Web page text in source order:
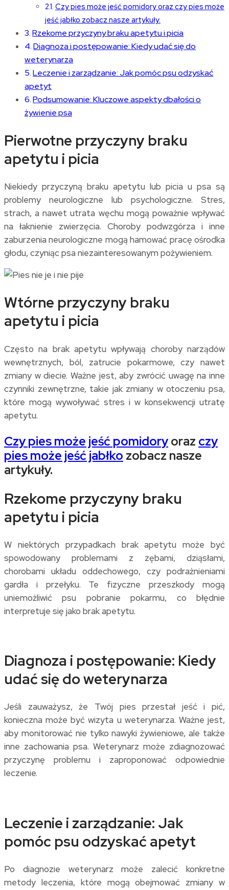
Czy pies może jeść pomidory oraz czy pies może
jeść jabłko zobacz nasze artykuły.
Rzekome przyczyny braku apetytu i picia
Diagnoza i postępowanie: Kiedy udać się do
weterynarza
Leczenie i zarządzanie: Jak pomóc psu odzyskać
apetyt
Podsumowanie: Kluczowe aspekty dbałości o
żywienie psa
Pierwotne przyczyny braku
apetytu i picia
Niekiedy przyczyną braku apetytu lub picia u psa są
problemy neurologiczne lub psychologiczne. Stres,
strach, a nawet utrata węchu mogą poważnie wpływać
na łaknienie zwierzęcia. Choroby podwzgórza i inne
zaburzenia neurologiczne mogą hamować pracę ośrodka
głodu, czyniąc psa niezainteresowanym pożywieniem.
Wtórne przyczyny braku
apetytu i picia
Często na brak apetytu wpływają choroby narządów
wewnętrznych, ból, zatrucie pokarmowe, czy nawet
zmiany w diecie. Ważne jest, aby zwrócić uwagę na inne
czynniki zewnętrzne, takie jak zmiany w otoczeniu psa,
które mogą wywoływać stres i w konsekwencji utratę
apetytu.
Czy pies może jeść pomidoryoraz czy
pies może jeść jabłko zobacz nasze
artykuły.
Rzekome przyczyny braku
apetytu i picia
W niektórych przypadkach brak apetytu może być
spowodowany problemami z zębami, dziąsłami,
chorobami układu oddechowego, czy podrażnieniami
gardła i przełyku. Te fizyczne przeszkody mogą
uniemożliwić psu pobranie pokarmu, co błędnie
interpretuje się jako brak apetytu.
Diagnoza i postępowanie: Kiedy
udać się do weterynarza
Jeśli zauważysz, że Twój pies przestał jeść i pić,
konieczna może być wizyta u weterynarza. Ważne jest,
aby monitorować nie tylko nawyki żywieniowe, ale także
inne zachowania psa. Weterynarz może zdiagnozować
przyczynę problemu i zaproponować odpowiednie
leczenie.
Leczenie i zarządzanie: Jak
pomóc psu odzyskać apetyt
Po diagnozie weterynarz może zalecić konkretne
metody leczenia, które mogą obejmować zmiany w